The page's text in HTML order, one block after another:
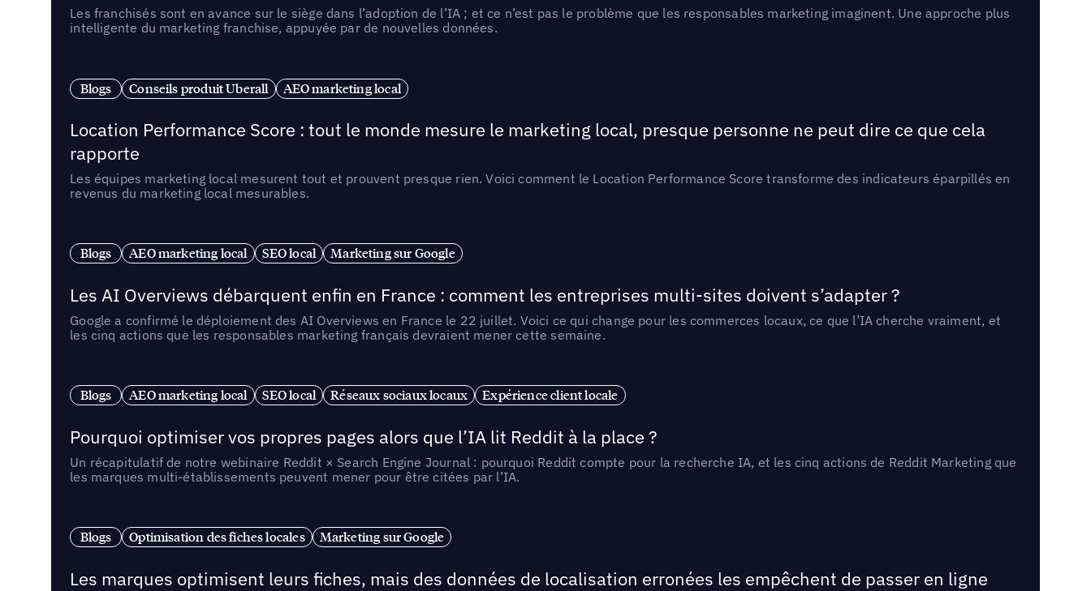
Les franchisés sont en avance sur le siège dans l’adoption de l’IA ; et ce n’est pas le problème que les responsables marketing imaginent. Une approche plus
intelligente du marketing franchise, appuyée par de nouvelles données.
Blogs Conseils produit Uberall AEO marketing local
Location Performance Score : tout le monde mesure le marketing local, presque personne ne peut dire ce que cela
rapporte
Les équipes marketing local mesurent tout et prouvent presque rien. Voici comment le Location Performance Score transforme des indicateurs éparpillés en
revenus du marketing local mesurables.
Blogs AEO marketing local SEO local Marketing sur Google
Les AI Overviews débarquent enfin en France : comment les entreprises multi-sites doivent s’adapter ?
Google a confirmé le déploiement des AI Overviews en France le 22 juillet. Voici ce qui change pour les commerces locaux, ce que l’IA cherche vraiment, et
les cinq actions que les responsables marketing français devraient mener cette semaine.
Blogs AEO marketing local SEO local Réseaux sociaux locaux Expérience client locale
Pourquoi optimiser vos propres pages alors que l’IA lit Reddit à la place ?
Un récapitulatif de notre webinaire Reddit × Search Engine Journal : pourquoi Reddit compte pour la recherche IA, et les cinq actions de Reddit Marketing que
les marques multi-établissements peuvent mener pour être citées par l’IA.
Blogs Optimisation des fiches locales Marketing sur Google
Les marques optimisent leurs fiches, mais des données de localisation erronées les empêchent de passer en ligne